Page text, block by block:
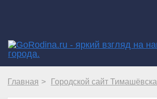
Главная Городской сайт Тимашёвска